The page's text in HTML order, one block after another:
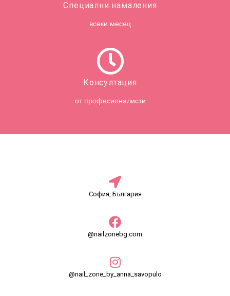
Специални намаления
всеки месец
Консултация
от професионалисти
София, България
@nailzonebg.com
@nail_zone_by_anna_savopulo